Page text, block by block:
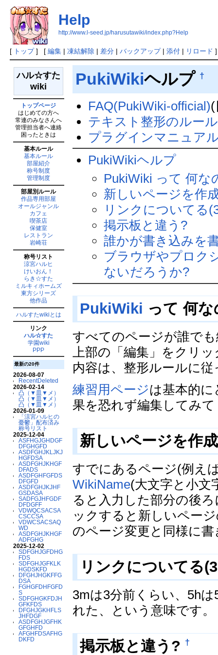
Help
http://www.l-seed.jp/harusutawiki/index.php?Help
[ トップ] [ 編集| 凍結解除 | 差分| バックアップ| 添付| リロード
ハル☆すた
wiki
トップページ
はじめての方へ
常連のみなさんへ
管理担当者へ連絡
困ったときは
基本ルール
基本ルール
部屋紹介
称号制度
管理制度
部屋別ルール
作品専用部屋
オールジャンル
カフェ
喫茶店
保健室
レストラン
岩崎荘
称号リスト
涼宮ハルヒ
けいおん！
らき☆すた
ミルキィホームズ
東方シリーズ
他作品
ハルすたwikiとは
リンク
ハル☆すた
学園wiki
PPP
最新の20件
2026-08-07
RecentDeleted
2026-02-14
凸（▼皿▼メ）
凸（▼皿▼メ）
凸（▼皿▼メ）
2026-01-09
「涼宮ハルヒの
憂鬱」配布済み
称号リスト
2025-12-04
ASFHGJGHDGF
DFGHGFD
ASDFGHJKLJKJ
HGFDSA
ASDFGHJKHGF
DFADS
ASDFGHFGFDS
DFGFD
ASDFGHJKJHF
GSDASA
SADFGJHFGDF
DFDGFF
VDWQCSACSA
CSCCSA
VDWCSACSAQ
WD
ASDFGHJKHGF
ADFGHG
2025-12-02
SDFGHJGFDHG
FDS
SDFGHJGFKLK
HGDSKFD
DFGHJHGKFFG
DSA
FGHGFDHFGFD
S
SDFGHGKFDJH
GFKFDS
DFGHJGKHFLS
JHFDGF
ASDFGHJGFHK
GFGHFD
AFGHFDSAFHG
DKFD
PukiWikiヘルプ †
FAQ(PukiWiki-official)(
テキスト整形のルール
プラグインマニュア
PukiWikiヘルプ
PukiWiki って 何な
新しいページを作
リンクについてる
掲示板と違う?
誰かが書き込みを
ブラウザやプロク
ないだろうか?
PukiWiki って 何
すべてのページが誰で
上部の「編集」をクリ
内容は、整形ルールに
練習用ページは基本的
果を恐れず編集してみ
新しいページを作
すでにあるページ(例え
WikiName(大文字と小文
ると入力した部分の後
ックすると新しいペー
のページ変更と同様に
リンクについてる
3mは3分前くらい、5h
れた、という意味です。
掲示板と違う? †